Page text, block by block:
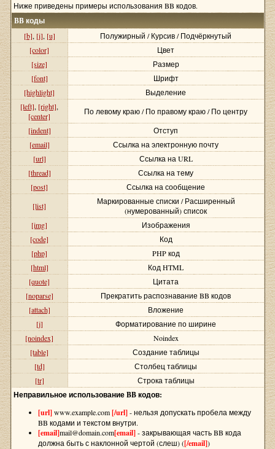
Ниже приведены примеры использования BB кодов.
BB коды
[b], [i], [u]
Полужирный / Курсив / Подчёркнутый
[color]
Цвет
[size]
Размер
[font]
Шрифт
[highlight]
Выделение
[left], [right],
[center]
По левому краю / По правому краю / По центру
[indent]
Отступ
[email]
Ссылка на электронную почту
[url]
Ссылка на URL
[thread]
Ссылка на тему
[post]
Ссылка на сообщение
[list]
Маркированные списки / Расширенный
(нумерованный) список
[img]
Изображения
[code]
Код
[php]
PHP код
[html]
Код HTML
[quote]
Цитата
[noparse]
Прекратить распознавание BB кодов
[attach]
Вложение
[j]
Форматирование по ширине
[noindex]
Noindex
[table]
Создание таблицы
[td]
Столбец таблицы
[tr]
Строка таблицы
Неправильное использование BB кодов:
[url]www.example.com[/url]- нельзя допускать пробела между
BB кодами и текстом внутри.
[email]mail@domain.com[email]- закрывающая часть BB кода
должна быть с наклонной чертой (слеш) ([/email])